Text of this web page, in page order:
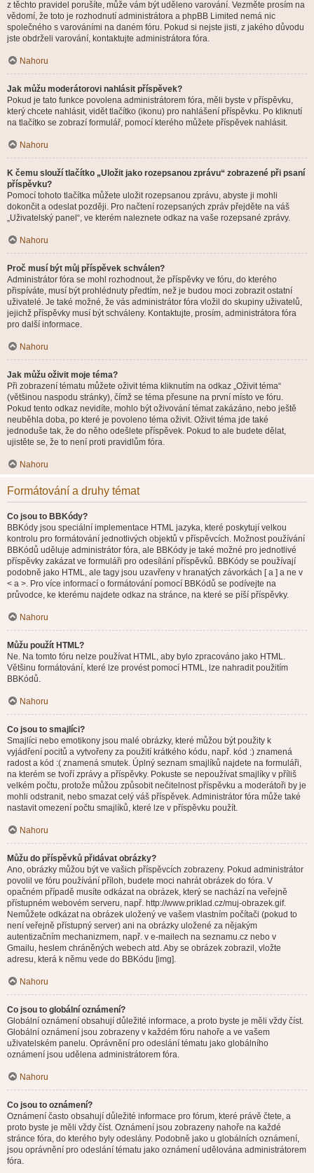
z těchto pravidel porušíte, může vám být uděleno varování. Vezměte prosím na
vědomí, že toto je rozhodnutí administrátora a phpBB Limited nemá nic
společného s varováními na daném fóru. Pokud si nejste jisti, z jakého důvodu
jste obdrželi varování, kontaktujte administrátora fóra.
Nahoru
Jak můžu moderátorovi nahlásit příspěvek?
Pokud je tato funkce povolena administrátorem fóra, měli byste v příspěvku,
který chcete nahlásit, vidět tlačítko (ikonu) pro nahlášení příspěvku. Po kliknutí
na tlačítko se zobrazí formulář, pomocí kterého můžete příspěvek nahlásit.
Nahoru
K čemu slouží tlačítko „Uložit jako rozepsanou zprávu“ zobrazené při psaní
příspěvku?
Pomocí tohoto tlačítka můžete uložit rozepsanou zprávu, abyste ji mohli
dokončit a odeslat později. Pro načtení rozepsaných zpráv přejděte na váš
„Uživatelský panel“, ve kterém naleznete odkaz na vaše rozepsané zprávy.
Nahoru
Proč musí být můj příspěvek schválen?
Administrátor fóra se mohl rozhodnout, že příspěvky ve fóru, do kterého
přispíváte, musí být prohlédnuty předtím, než je budou moci zobrazit ostatní
uživatelé. Je také možné, že vás administrátor fóra vložil do skupiny uživatelů,
jejichž příspěvky musí být schváleny. Kontaktujte, prosím, administrátora fóra
pro další informace.
Nahoru
Jak můžu oživit moje téma?
Při zobrazení tématu můžete oživit téma kliknutím na odkaz „Oživit téma“
(většinou naspodu stránky), čímž se téma přesune na první místo ve fóru.
Pokud tento odkaz nevidíte, mohlo být oživování témat zakázáno, nebo ještě
neuběhla doba, po které je povoleno téma oživit. Oživit téma jde také
jednoduše tak, že do něho odešlete příspěvek. Pokud to ale budete dělat,
ujistěte se, že to není proti pravidlům fóra.
Nahoru
Formátování a druhy témat
Co jsou to BBKódy?
BBKódy jsou speciální implementace HTML jazyka, které poskytují velkou
kontrolu pro formátování jednotlivých objektů v příspěvcích. Možnost používání
BBKódů uděluje administrátor fóra, ale BBKódy je také možné pro jednotlivé
příspěvky zakázat ve formuláři pro odesílání příspěvků. BBKódy se používají
podobně jako HTML, ale tagy jsou uzavřeny v hranatých závorkách [ a ] a ne v
< a >. Pro více informací o formátování pomocí BBKódů se podívejte na
průvodce, ke kterému najdete odkaz na stránce, na které se píší příspěvky.
Nahoru
Můžu použít HTML?
Ne. Na tomto fóru nelze používat HTML, aby bylo zpracováno jako HTML.
Většinu formátování, které lze provést pomocí HTML, lze nahradit použitím
BBKódů.
Nahoru
Co jsou to smajlíci?
Smajlíci nebo emotikony jsou malé obrázky, které můžou být použity k
vyjádření pocitů a vytvořeny za použití krátkého kódu, např. kód :) znamená
radost a kód :( znamená smutek. Úplný seznam smajlíků najdete na formuláři,
na kterém se tvoří zprávy a příspěvky. Pokuste se nepoužívat smajlíky v příliš
velkém počtu, protože můžou způsobit nečitelnost příspěvku a moderátoři by je
mohli odstranit, nebo smazat celý váš příspěvek. Administrátor fóra může také
nastavit omezení počtu smajlíků, které lze v příspěvku použít.
Nahoru
Můžu do příspěvků přidávat obrázky?
Ano, obrázky můžou být ve vašich příspěvcích zobrazeny. Pokud administrátor
povolil ve fóru používání příloh, budete moci nahrát obrázek do fóra. V
opačném případě musíte odkázat na obrázek, který se nachází na veřejně
přístupném webovém serveru, např. http://www.priklad.cz/muj-obrazek.gif.
Nemůžete odkázat na obrázek uložený ve vašem vlastním počítači (pokud to
není veřejně přístupný server) ani na obrázky uložené za nějakým
autentizačním mechanizmem, např. v e-mailech na seznamu.cz nebo v
Gmailu, heslem chráněných webech atd. Aby se obrázek zobrazil, vložte
adresu, která k němu vede do BBKódu [img].
Nahoru
Co jsou to globální oznámení?
Globální oznámení obsahují důležité informace, a proto byste je měli vždy číst.
Globální oznámení jsou zobrazeny v každém fóru nahoře a ve vašem
uživatelském panelu. Oprávnění pro odeslání tématu jako globálního
oznámení jsou udělena administrátorem fóra.
Nahoru
Co jsou to oznámení?
Oznámení často obsahují důležité informace pro fórum, které právě čtete, a
proto byste je měli vždy číst. Oznámení jsou zobrazeny nahoře na každé
stránce fóra, do kterého byly odeslány. Podobně jako u globálních oznámení,
jsou oprávnění pro odeslání tématu jako oznámení udělována administrátorem
fóra.